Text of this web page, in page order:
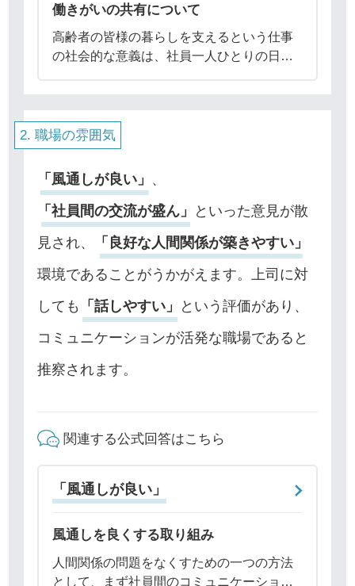
働きがいの共有について
高齢者の皆様の暮らしを支えるという仕事
の社会的な意義は、社員一人ひとりの日々
いに繋がっています。私たちの事業は、単
なる食事の提供ではありません。「食」を
通じて、高
職場の雰囲気
「風通しが良い」 、
「社員間の交流が盛ん」
といった意見が散
見され、
「良好な人間関係が築きやすい」
環境であることがうかがえます。上司に対
しても
「話しやすい」
という評価があり、
コミュニケーションが活発な職場であると
推察されます。
関連する公式回答はこちら
「風通しが良い」
風通しを良くする取り組み
人間関係の問題をなくすための一つの方法
として、まず社員間のコミュニケーション